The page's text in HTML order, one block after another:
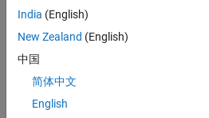
この比率を変化させることで、平均出
例えば電気回路で良く使われるチョッ
源に対し、半導体のスイッチング信号
で、平均電圧(Vout)を制御します。
India (English)
New Zealand (English)
中国
简体中文
English